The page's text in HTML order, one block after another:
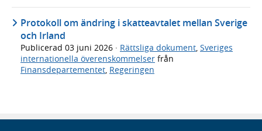
Protokoll om ändring i skatteavtalet mellan Sverige
och Irland
Publicerad 03 juni 2026 · Rättsliga dokument, Sveriges
internationella överenskommelser från
Finansdepartementet, Regeringen